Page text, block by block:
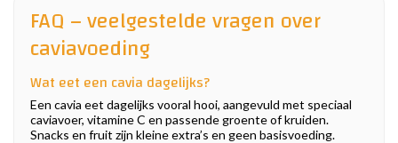
FAQ – veelgestelde vragen over
caviavoeding
Wat eet een cavia dagelijks?
Een cavia eet dagelijks vooral hooi, aangevuld met speciaal
caviavoer, vitamine C en passende groente of kruiden.
Snacks en fruit zijn kleine extra’s en geen basisvoeding.